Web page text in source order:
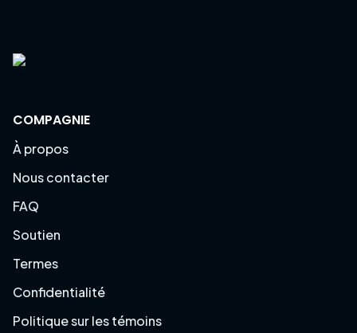
COMPAGNIE
À propos
Nous contacter
FAQ
Soutien
Termes
Confidentialité
Politique sur les témoins